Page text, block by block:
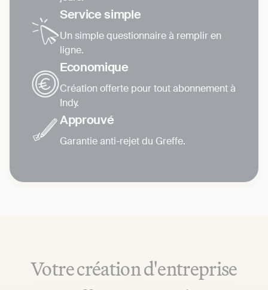
Service simple
Un simple questionnaire à remplir en
ligne.
Economique
Création offerte pour tout abonnement à
Indy.
Approuvé
Garantie anti-rejet du Greffe.
Votre création d'entreprise